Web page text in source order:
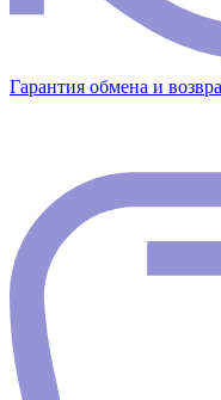
Гарантия обмена и